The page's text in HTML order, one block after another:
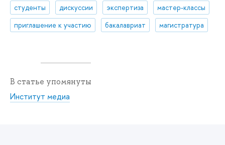
студенты
дискуссии экспертиза
мастер-классы
приглашение к участию
бакалавриат магистратура
В статье упомянуты
Институт медиа